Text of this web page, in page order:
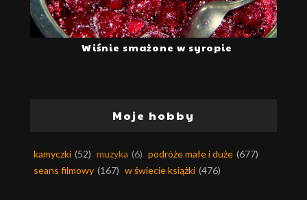
Wiśnie smażone w syropie
Moje hobby
kamyczki (52) muzyka (6) podróże małe i duże (677)
seans filmowy (167) w świecie książki (476)